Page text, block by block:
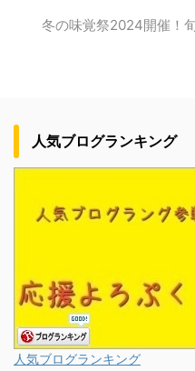
冬の味覚祭2024開催！
人気ブログランキング
人気ブログランキング